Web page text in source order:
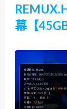
幕【45GB